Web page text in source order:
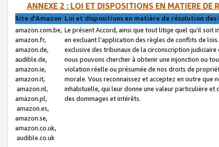
ANNEXE 2 : LOI ET DISPOSITIONS EN MATIERE DE
Site d’Amazon Loi et dispositions en matière de résolution
amazon.com.be,
amazon.fr,
amazon.de,
audible.de,
amazon.ie,
amazon.it,
amazon.nl,
amazon.pl,
amazon.es,
amazon.se,
amazon.co.uk,
audible.co.uk
Le présent Accord, ainsi que tout litige quel qu’il soit
en excluant l’application des règles de conflits de
exclusive des tribunaux de la circonscription
nous pouvons chercher à obtenir une injonction ou
violation réelle ou présumée de nos droits de
morale. Vous reconnaissez et acceptez en outre que
inhabituelle, qui leur donne une valeur particulière
des dommages et intérêts.